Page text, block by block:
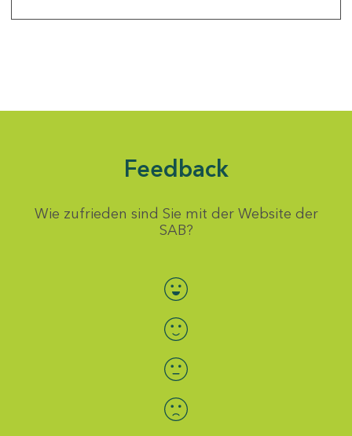
Feedback
Wie zufrieden sind Sie mit der Website der
SAB?
Bewertung auswählen